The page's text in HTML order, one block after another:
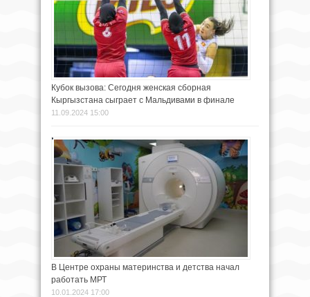
Кубок вызова: Сегодня женская сборная
Кыргызстана сыграет с Мальдивами в финале
11.09.2024 15:00
В Центре охраны материнства и детства начал
работать МРТ
10.01.2024 17:00